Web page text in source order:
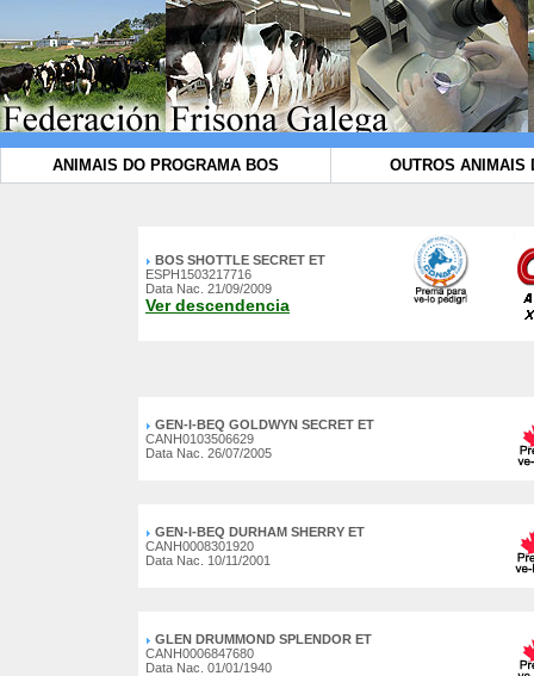
ANIMAIS DO PROGRAMA BOS OUTROS ANIMAIS
BOS SHOTTLE SECRET ET
ESPH1503217716
Data Nac. 21/09/2009
Ver descendencia
GEN-I-BEQ GOLDWYN SECRET ET
CANH0103506629
Data Nac. 26/07/2005
GEN-I-BEQ DURHAM SHERRY ET
CANH0008301920
Data Nac. 10/11/2001
GLEN DRUMMOND SPLENDOR ET
CANH0006847680
Data Nac. 01/01/1940